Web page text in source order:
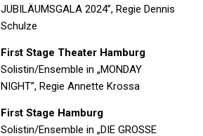
JUBILÄUMSGALA 2024”, Regie Dennis
Schulze
First Stage Theater Hamburg
Solistin/Ensemble in „MONDAY
NIGHT”, Regie Annette Krossa
First Stage Hamburg
Solistin/Ensemble in „DIE GROSSE